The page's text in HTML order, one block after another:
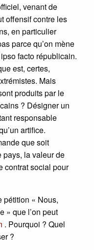
venant de
offensif contre les
en particulier
parce qu’on mène
facto républicain.
est, certes,
Mais
produits par le
? Désigner un
responsable
artifice.
que soit
pays, la valeur de
contrat social pour
pétition « Nous,
» que l’on peut
. Pourquoi ? Quel
?